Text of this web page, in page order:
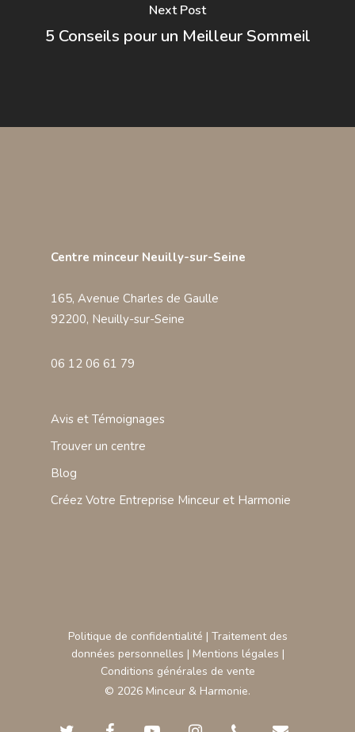
Next Post
5 Conseils pour un Meilleur Sommeil
Centre minceur Neuilly-sur-Seine
165, Avenue Charles de Gaulle
92200, Neuilly-sur-Seine
06 12 06 61 79
Avis et Témoignages
Trouver un centre
Blog
Créez Votre Entreprise Minceur et Harmonie
Politique de confidentialité | Traitement des
données personnelles | Mentions légales |
Conditions générales de vente
© 2026 Minceur & Harmonie.